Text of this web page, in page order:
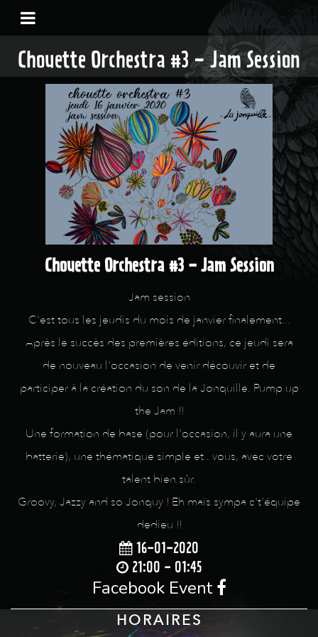
Chouette Orchestra #3 - Jam Session
Chouette Orchestra #3 - Jam Session
Jam session
C'est tous les jeudis du mois de janvier finalement...
Après le succès des premières éditions, ce jeudi sera
de nouveau l'occasion de venir découvir et de
participer à la création du son de la Jonquille. Pump up
the Jam !!
Une formation de base (pour l'occasion, il y aura une
batterie), une thématique simple et.. vous, avec votre
talent bien sûr.
Groovy, Jazzy and so Jonquy ! Eh mais sympa c't'équipe
dedieu !!
16-01-2020
21:00 - 01:45
Facebook Event
HORAIRES